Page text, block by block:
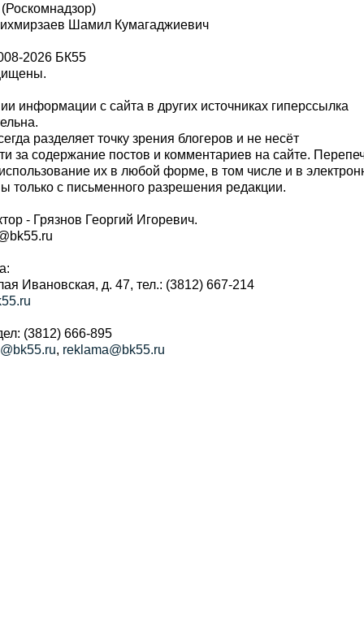
Шамил Кумагаджиевич
2026 БК55
информации с сайта в других источниках гиперссылка
разделяет точку зрения блогеров и не несёт
за содержание постов и комментариев на сайте.
их в любой форме, в том числе и в
с письменного разрешения редакции.
- Грязнов Георгий Игоревич.
Ивановская, д. 47, тел.: (3812) 667-214
(3812) 666-895
, reklama@bk55.ru